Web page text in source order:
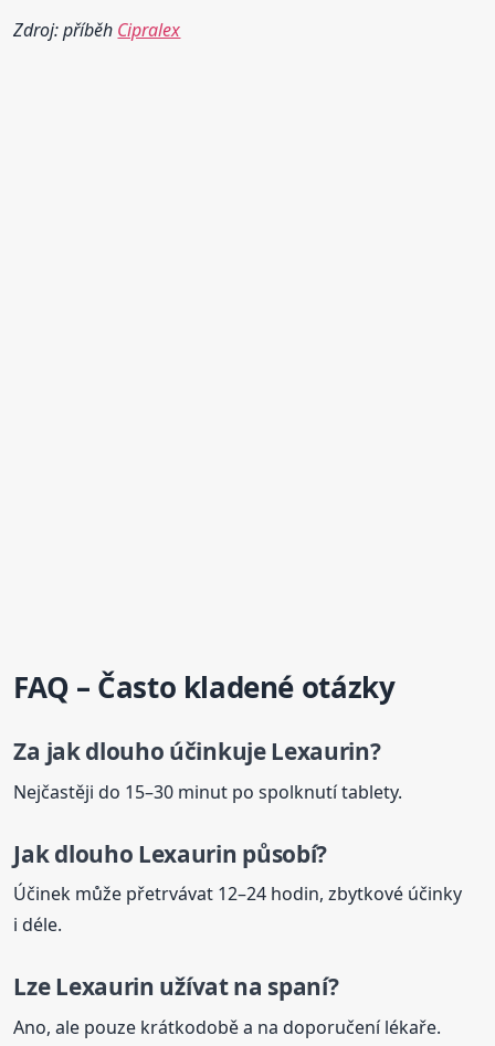
Zdroj: příběh Cipralex
FAQ – Často kladené otázky
Za jak dlouho účinkujeLexaurin?
Nejčastěji do 15–30 minut po spolknutí tablety.
Jak dlouho Lexaurin působí?
Účinek může přetrvávat 12–24 hodin, zbytkové účinky
i déle.
LzeLexaurin užívat na spaní?
Ano, ale pouze krátkodobě a na doporučení lékaře.